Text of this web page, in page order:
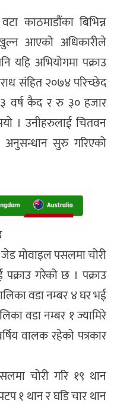
काठमाडौंका बिभिन्न
आएको अधिकारीले
यहि अभियोगमा पक्राउ
संहित २०७४ परिच्छेद
वर्ष कैद र रु ३० हजार
। उनीहरुलाई चितवन
अनुसन्धान सुरु गरिएको
जेड मोवाइल पसलमा चोरी
गरेको छ । पक्राउ
वडा नम्बर ४ घर भई
वडा नम्बर १ ज्यामिरे
वालक रहेको पत्रकार
चोरी गरि १९ थान
१ थान र घडि चार थान